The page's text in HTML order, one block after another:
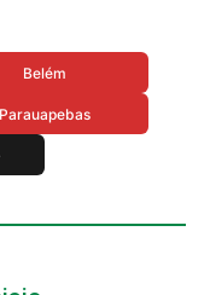
Belém
Parauapebas